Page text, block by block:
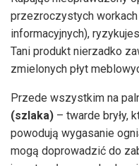
przezroczystych
informacyjnych),
Tani produkt nierzadko
zmielonych płyt
Przede wszystkim na
(szlaka) – twarde bryły,
powodują wygasanie
mogą doprowadzić do